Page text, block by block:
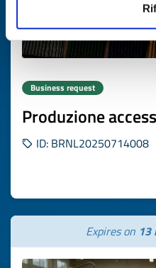
Business request
Produzione
ID: BRNL20250714008
Expires on 13